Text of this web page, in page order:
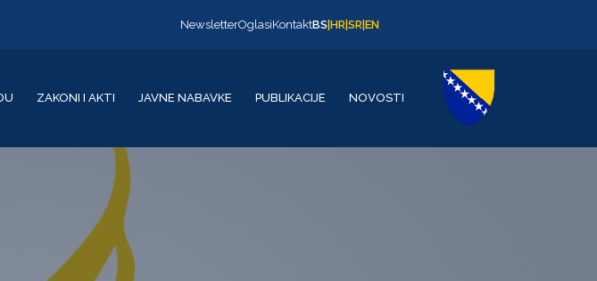
NewsletterOglasiKontaktBS HR SR EN
ZAKONI I AKTI JAVNE NABAVKE PUBLIKACIJE NOVOSTI